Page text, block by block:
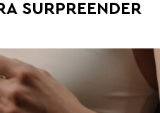
SURPREENDER